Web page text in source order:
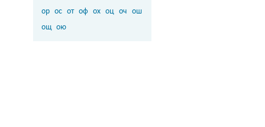
ор ос от оф ох оц оч ош
ощ ою